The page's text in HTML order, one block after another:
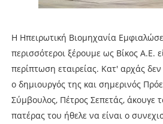
Η Ηπειρωτική Βιομηχανία
περισσότεροι ξέρουμε ως Βίκος Α.Ε.
περίπτωση εταιρείας. Κατ' αρχάς
ο δημιουργός της και σημερινός
Σύμβουλος, Πέτρος Σεπετάς, άκουγε
πατέρας του ήθελε να είναι ο